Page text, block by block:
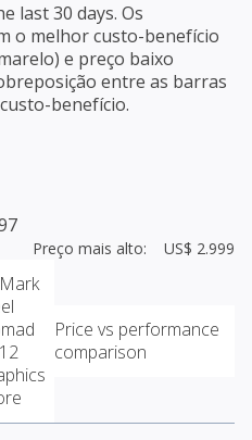
last 30 days. Os
o melhor custo-benefício
e preço baixo
entre as barras
benefício.
Preço mais alto: US$ 2.999
Price vs performance
comparison